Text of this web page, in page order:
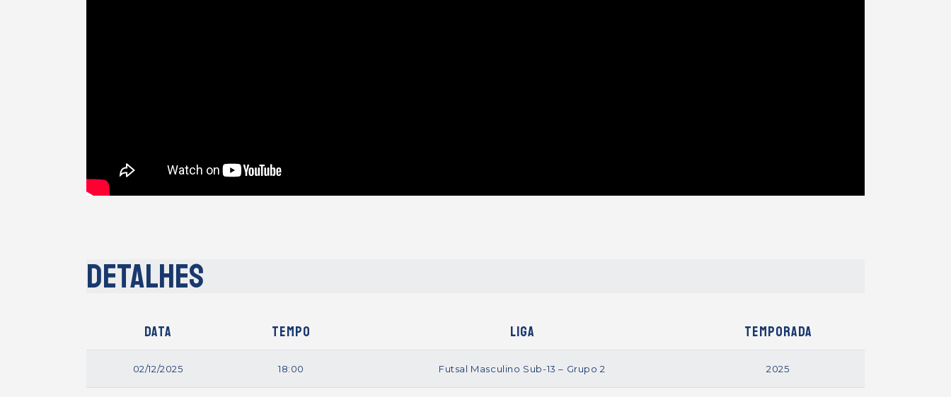
Detalhes
Data Tempo Liga Temporada
02/12/2025 18:00 Futsal Masculino Sub-13 – Grupo 2 2025